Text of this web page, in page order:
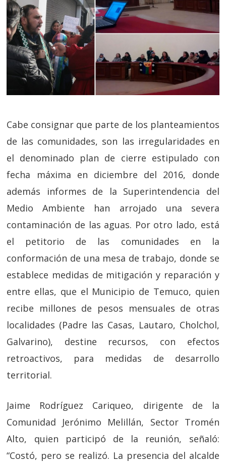
Cabe consignar que parte de los planteamientos
de las comunidades, son las irregularidades en
el denominado plan de cierre estipulado con
fecha máxima en diciembre del 2016, donde
además informes de la Superintendencia del
Medio Ambiente han arrojado una severa
contaminación de las aguas. Por otro lado, está
el petitorio de las comunidades en la
conformación de una mesa de trabajo, donde se
establece medidas de mitigación y reparación y
entre ellas, que el Municipio de Temuco, quien
recibe millones de pesos mensuales de otras
localidades (Padre las Casas, Lautaro, Cholchol,
Galvarino), destine recursos, con efectos
retroactivos, para medidas de desarrollo
territorial.
Jaime Rodríguez Cariqueo, dirigente de la
Comunidad Jerónimo Melillán, Sector Tromén
Alto, quien participó de la reunión, señaló:
“Costó, pero se realizó. La presencia del alcalde